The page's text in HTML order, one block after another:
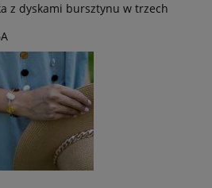
z dyskami bursztynu w trzech